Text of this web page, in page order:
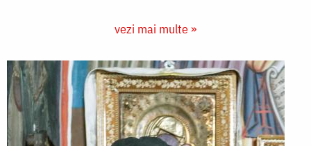
vezi mai multe »